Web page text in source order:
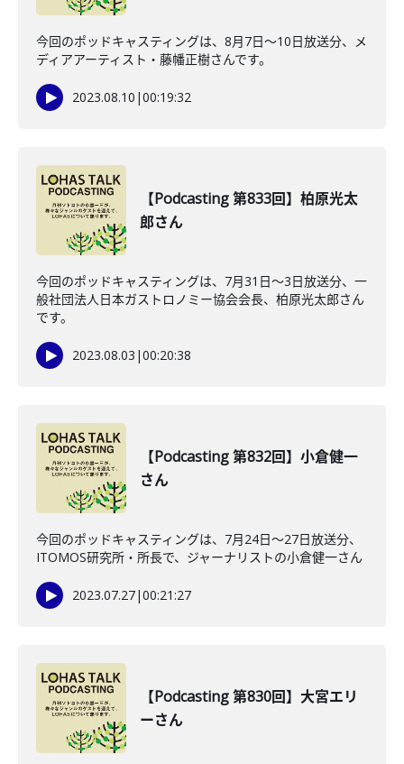
今回のポッドキャスティングは、8月7日〜10日放送分、メ
ディアアーティスト・藤幡正樹さんです。
2023.08.10 |00:19:32
【Podcasting 第833回】柏原光太
郎さん
今回のポッドキャスティングは、7月31日〜3日放送分、一
般社団法人日本ガストロノミー協会会長、柏原光太郎さん
です。
2023.08.03 |00:20:38
【Podcasting 第832回】小倉健一
さん
今回のポッドキャスティングは、7月24日〜27日放送分、
ITOMOS研究所・所長で、ジャーナリストの小倉健一さん
2023.07.27|00:21:27
【Podcasting 第830回】大宮エリ
ーさん